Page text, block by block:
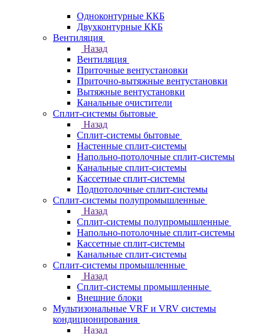
Одноконтурные ККБ
Двухконтурные ККБ
Вентиляция
Назад
Вентиляция
Приточные вентустановки
Приточно-вытяжные вентустановки
Вытяжные вентустановки
Канальные очистители
Сплит-системы бытовые
Назад
Сплит-системы бытовые
Настенные сплит-системы
Напольно-потолочные сплит-системы
Канальные сплит-системы
Кассетные сплит-системы
Подпотолочные сплит-системы
Сплит-системы полупромышленные
Назад
Сплит-системы полупромышленные
Напольно-потолочные сплит-системы
Кассетные сплит-системы
Канальные сплит-системы
Сплит-системы промышленные
Назад
Сплит-системы промышленные
Внешние блоки
Мультизональные VRF и VRV системы
кондиционирования
Назад